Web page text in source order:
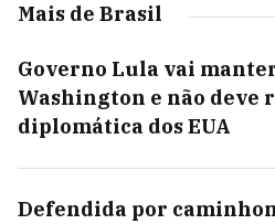
Mais de Brasil
Governo Lula vai
Washington e não deve
diplomática dos EUA
Defendida por